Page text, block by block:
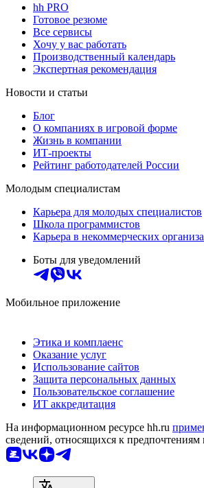
hh PRO
Готовое резюме
Все сервисы
Хочу у вас работать
Производственный календарь
Экспертная рекомендация
Новости и статьи
Блог
О компаниях в игровой форме
Жизнь в компании
ИТ-проекты
Рейтинг работодателей России
Молодым специалистам
Карьера для молодых специалистов
Школа программистов
Карьера в некоммерческих
Боты для уведомлений
Мобильное приложение
Этика и комплаенс
Оказание услуг
Использование сайтов
Защита персональных данных
Пользовательское соглашение
ИТ аккредитация
На информационном ресурсе hh.ru
сведений, относящихся к